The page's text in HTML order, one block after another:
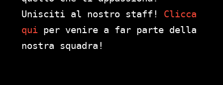
Unisciti al nostro staff! Clicca
qui per venire a far parte della
nostra squadra!